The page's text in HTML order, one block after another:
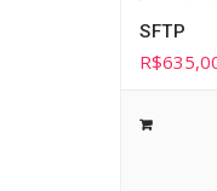
SFTP
R$